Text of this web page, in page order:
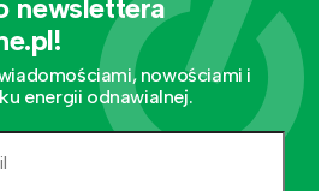
newslettera
nowościami i
energii odnawialnej.